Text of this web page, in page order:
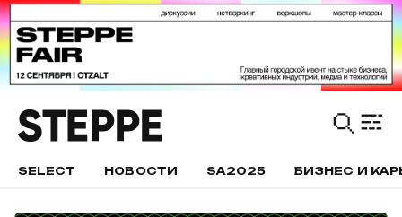
SELECT НОВОСТИ SA2025 БИЗНЕС И